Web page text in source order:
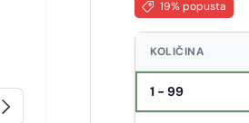
Sljedeći
19% popusta
KOLIČINA
1 - 99